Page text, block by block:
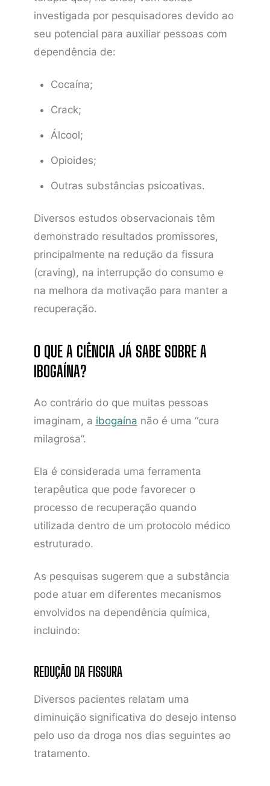
investigada por pesquisadores devido ao
seu potencial para auxiliar pessoas com
dependência de:
Cocaína;
Crack;
Álcool;
Opioides;
Outras substâncias psicoativas.
Diversos estudos observacionais têm
demonstrado resultados promissores,
principalmente na redução da fissura
(craving), na interrupção do consumo e
na melhora da motivação para manter a
recuperação.
O QUE A CIÊNCIA JÁ SABE SOBRE A
IBOGAÍNA?
Ao contrário do que muitas pessoas
imaginam, a ibogaína não é uma “cura
milagrosa”.
Ela é considerada uma ferramenta
terapêutica que pode favorecer o
processo de recuperação quando
utilizada dentro de um protocolo médico
estruturado.
As pesquisas sugerem que a substância
pode atuar em diferentes mecanismos
envolvidos na dependência química,
incluindo:
REDUÇÃO DA FISSURA
Diversos pacientes relatam uma
diminuição significativa do desejo intenso
pelo uso da droga nos dias seguintes ao
tratamento.